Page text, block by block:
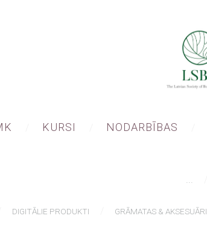
KURSI NODARBĪBAS
...
DIGITĀLIE PRODUKTI GRĀMATAS & AKSESUĀRI